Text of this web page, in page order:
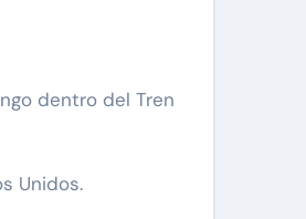
dentro del Tren
Unidos.